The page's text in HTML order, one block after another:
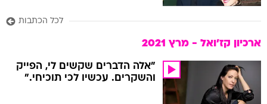
לכל הכתבות
ארכיון קז'ואל - מרץ 2021
"אלה הדברים שקשים לי, הפייק
והשקרים. עכשיו לכי תוכיחי."